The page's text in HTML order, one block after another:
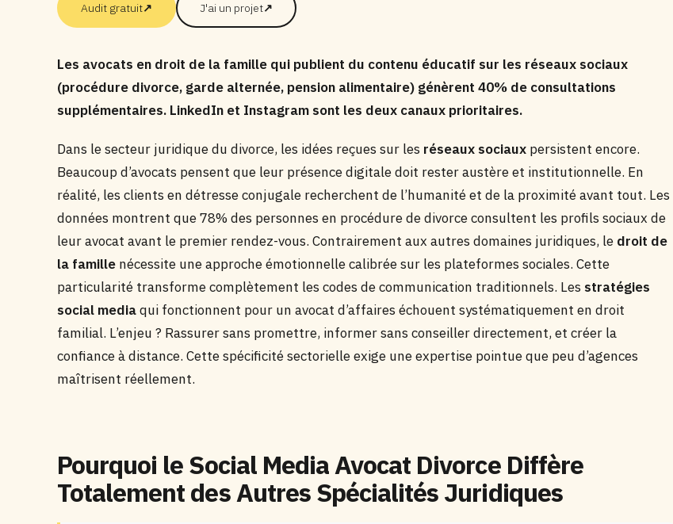
Audit gratuit↗ J'ai un projet↗
Les avocats en droit de la famille qui publient du contenu éducatif sur les réseaux sociaux
(procédure divorce, garde alternée, pension alimentaire) génèrent 40% de consultations
supplémentaires. LinkedIn et Instagram sont les deux canaux prioritaires.
Dans le secteur juridique du divorce, les idées reçues sur les réseaux sociaux persistent encore.
Beaucoup d’avocats pensent que leur présence digitale doit rester austère et institutionnelle. En
réalité, les clients en détresse conjugale recherchent de l’humanité et de la proximité avant tout. Les
données montrent que 78% des personnes en procédure de divorce consultent les profils sociaux de
leur avocat avant le premier rendez-vous. Contrairement aux autres domaines juridiques, le droit de
la famille nécessite une approche émotionnelle calibrée sur les plateformes sociales. Cette
particularité transforme complètement les codes de communication traditionnels. Les stratégies
social mediaqui fonctionnent pour un avocat d’affaires échouent systématiquement en droit
familial. L’enjeu ? Rassurer sans promettre, informer sans conseiller directement, et créer la
confiance à distance. Cette spécificité sectorielle exige une expertise pointue que peu d’agences
maîtrisent réellement.
Pourquoi le Social Media Avocat Divorce Diffère
Totalement des Autres Spécialités Juridiques